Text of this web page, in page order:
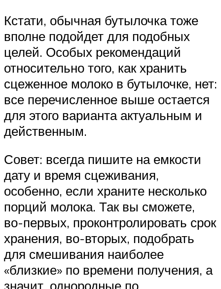
Кстати, обычная бутылочка тоже
вполне подойдет для подобных
целей. Особых рекомендаций
относительно того, как хранить
сцеженное молоко в бутылочке, нет:
все перечисленное выше остается
для этого варианта актуальным и
действенным.
Совет: всегда пишите на емкости
дату и время сцеживания,
особенно, если храните несколько
порций молока. Так вы сможете,
во-первых, проконтролировать срок
хранения, во-вторых, подобрать
для смешивания наиболее
«близкие» по времени получения, а
значит, однородные по